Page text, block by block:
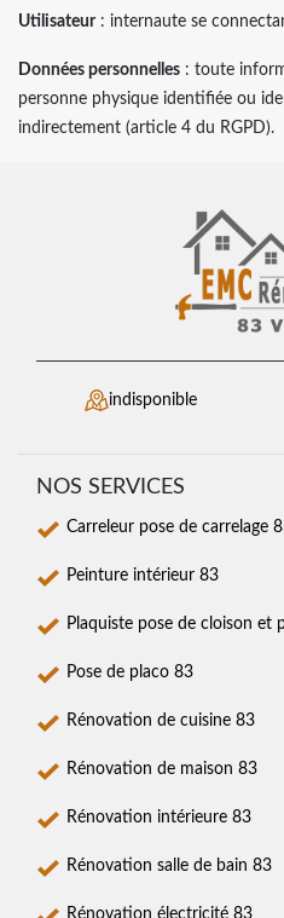
Utilisateur: internaute se
Données personnelles : toute
personne physique identifiée ou
indirectement (article 4 du RGPD).
indisponible
NOS SERVICES
Carreleur pose de carrelage
Peinture intérieur 83
Plaquiste pose de cloison et
Pose de placo 83
Rénovation de cuisine 83
Rénovation de maison 83
Rénovation intérieure 83
Rénovation salle de bain 83
Rénovation électricité 83